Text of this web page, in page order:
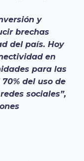
y
brechas
del país. Hoy
en
para las
del uso de
sociales”,